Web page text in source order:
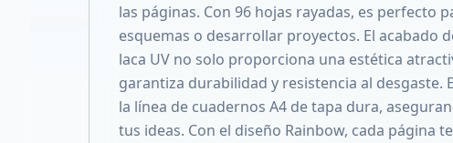
las páginas. Con 96 hojas rayadas, es perfecto
esquemas o desarrollar proyectos. El acabado
laca UV no solo proporciona una estética
garantiza durabilidad y resistencia al desgaste.
la línea de cuadernos A4 de tapa dura,
tus ideas. Con el diseño Rainbow, cada página